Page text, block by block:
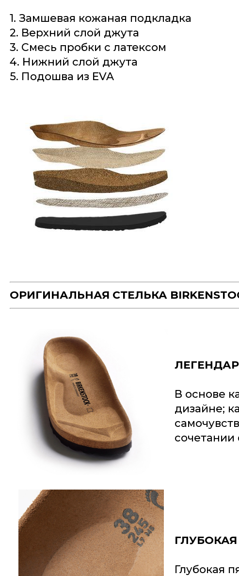
1. Замшевая кожаная подкладка
2. Верхний слой джута
3. Смесь пробки с латексом
4. Нижний слой джута
5. Подошва из EVA
ОРИГИНАЛЬНАЯ СТЕЛЬКА
В основе
дизайне;
сочетании
Глубокая